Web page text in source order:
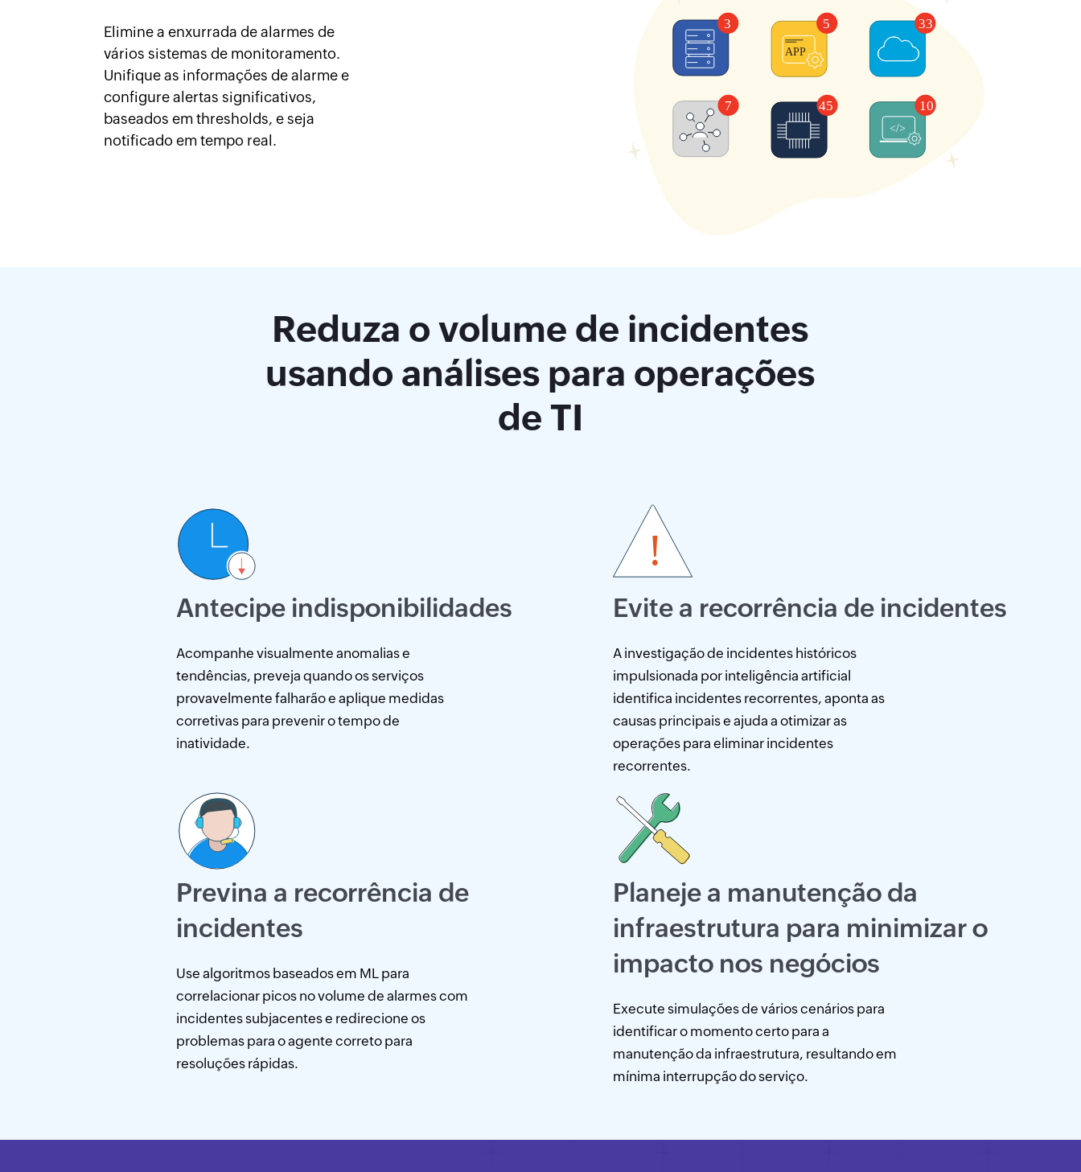
Elimine a enxurrada de alarmes de
vários sistemas de monitoramento.
Unifique as informações de alarme e
configure alertas significativos,
baseados em thresholds, e seja
notificado em tempo real.
Reduza o volume de incidentes
usando análises para operações
de TI
Antecipe indisponibilidades
Acompanhe visualmente anomalias e
tendências, preveja quando os serviços
provavelmente falharão e aplique medidas
corretivas para prevenir o tempo de
inatividade.
Evite a recorrência de incidentes
A investigação de incidentes históricos
impulsionada por inteligência artificial
identifica incidentes recorrentes, aponta as
causas principais e ajuda a otimizar as
operações para eliminar incidentes
recorrentes.
Previna a recorrência de
incidentes
Use algoritmos baseados em ML para
correlacionar picos no volume de alarmes com
incidentes subjacentes e redirecione os
problemas para o agente correto para
resoluções rápidas.
Planeje a manutenção da
infraestrutura para minimizar o
impacto nos negócios
Execute simulações de vários cenários para
identificar o momento certo para a
manutenção da infraestrutura, resultando em
mínima interrupção do serviço.